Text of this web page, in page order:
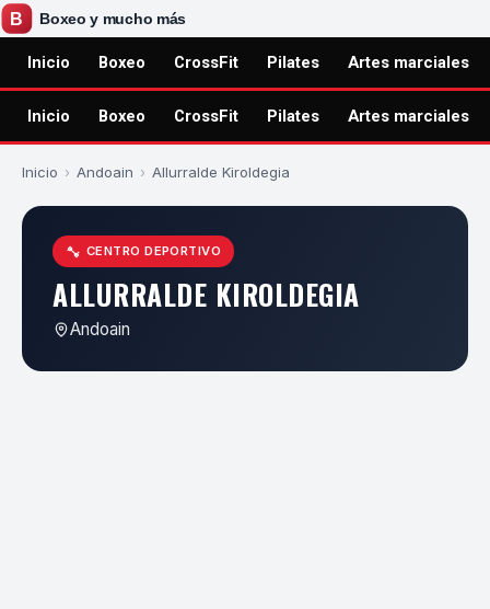
Inicio Boxeo CrossFit Pilates Artes marciales
Inicio Boxeo CrossFit Pilates Artes marciales
Inicio › Andoain › Allurralde Kiroldegia
CENTRO DEPORTIVO
ALLURRALDE KIROLDEGIA
Andoain